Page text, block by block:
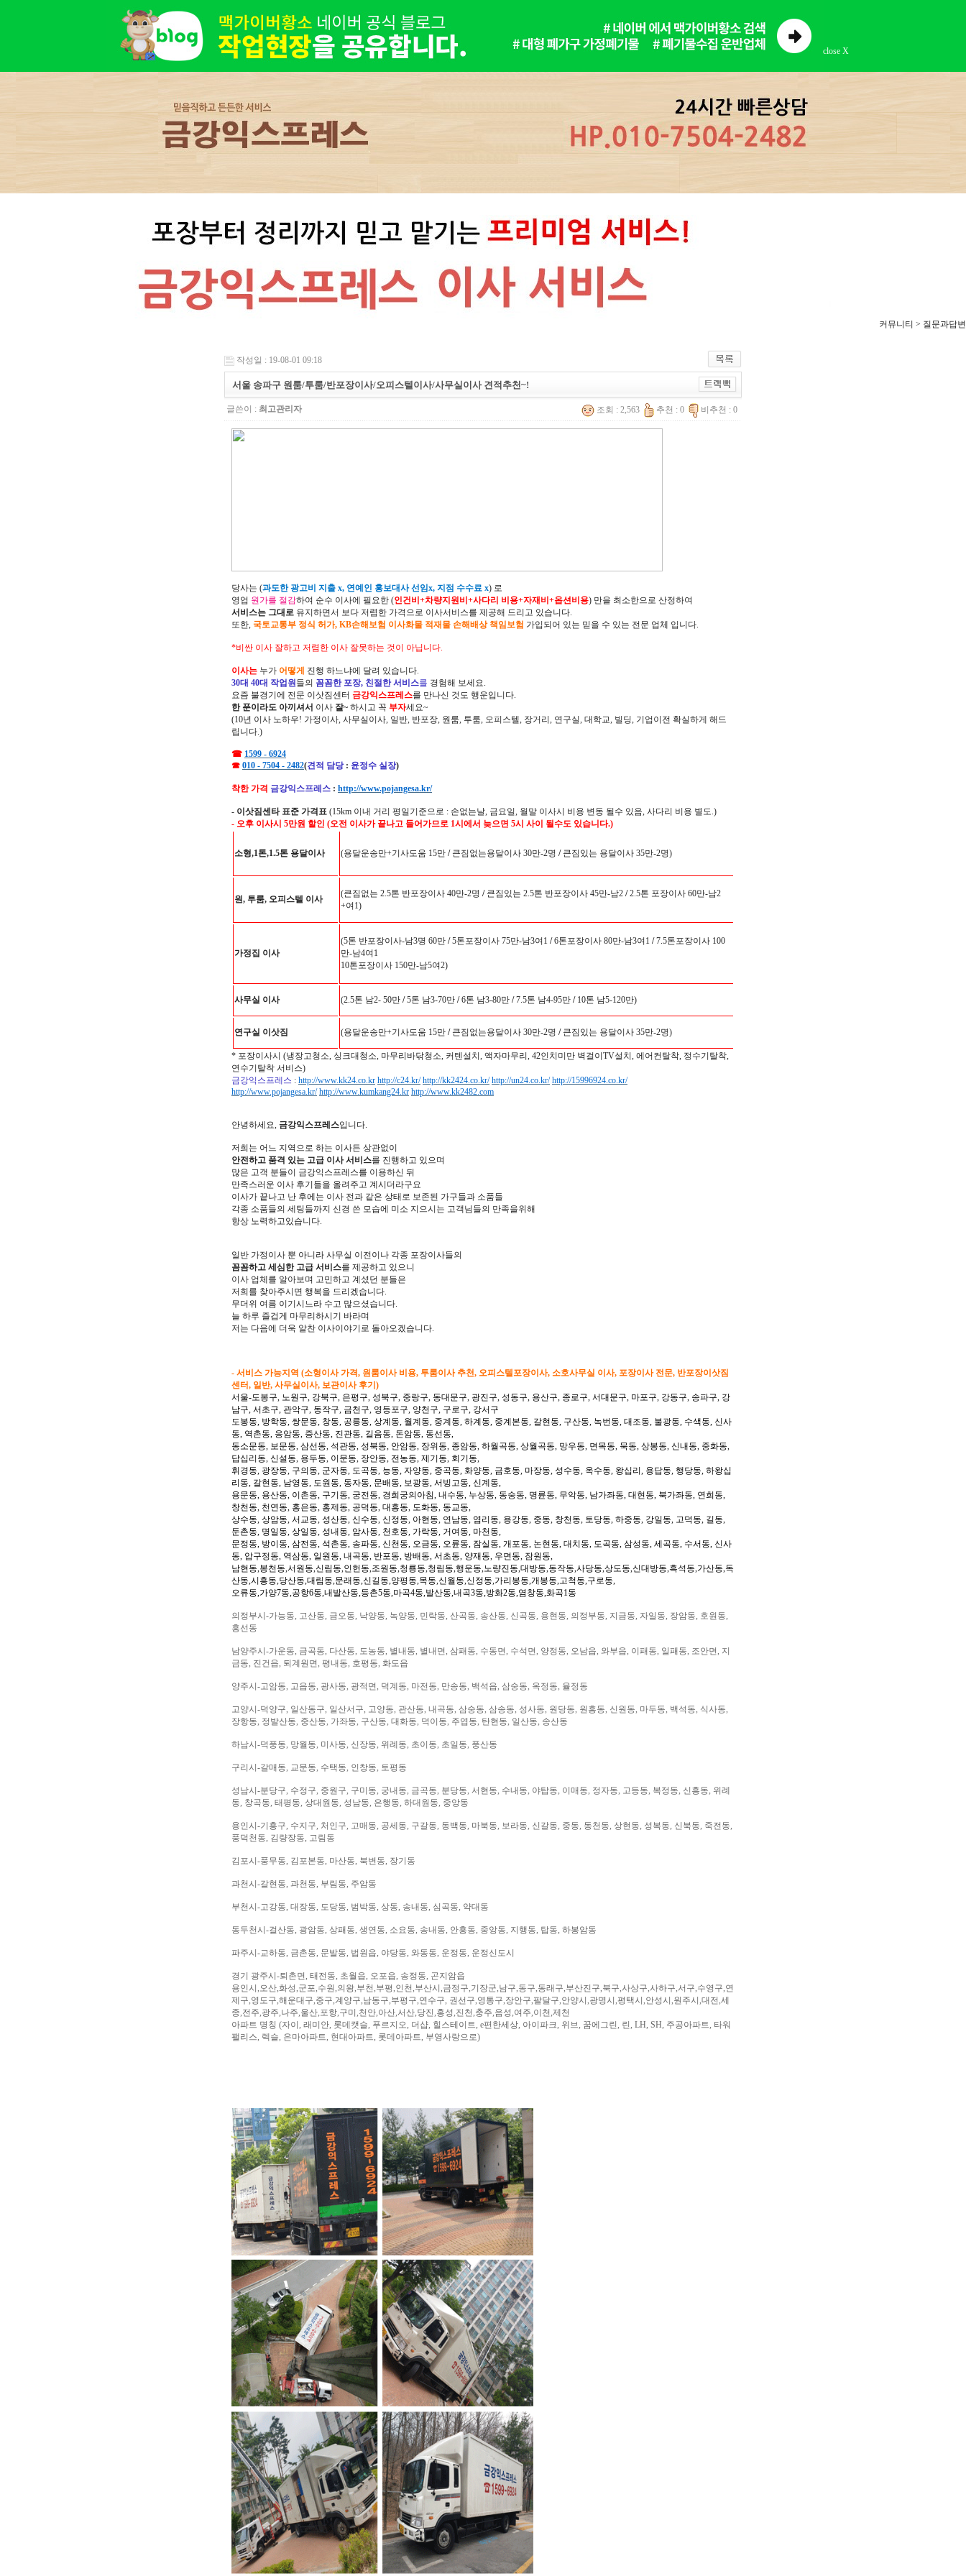
close X
커뮤니티 > 질문과답변
작성일 : 19-08-01 09:18
서울 송파구 원룸/투룸/반포장이사/오피스텔이사/사무실이사 견적추천~!
글쓴이 : 최고관리자 조회 : 2,563 추천 : 0 비추천 : 0
당사는 (과도한 광고비 지출 x, 연예인 홍보대사 선임x, 지점 수수료 x) 로
영업 원가를 절감하여 순수 이사에 필요한 (인건비+차량지원비+사다리 비용+자재비+옵션비용) 만을 최소한으로 산정하여
서비스는 그대로 유지하면서 보다 저렴한 가격으로 이사서비스를 제공해 드리고 있습니다.
또한, 국토교통부 정식 허가, KB손해보험 이사화물 적재물 손해배상 책임보험 가입되어 있는 믿을 수 있는 전문 업체 입니다.
*비싼 이사 잘하고 저렴한 이사 잘못하는 것이 아닙니다.
이사는 누가 어떻게 진행 하느냐에 달려 있습니다.
30대 40대 작업원들의 꼼꼼한 포장, 친절한 서비스를 경험해 보세요.
요즘 불경기에 전문 이삿짐센터 금강익스프레스를 만나신 것도 행운입니다.
한 푼이라도 아끼셔서 이사 잘~ 하시고 꼭 부자세요~
(10년 이사 노하우! 가정이사, 사무실이사, 일반, 반포장, 원룸, 투룸, 오피스텔, 장거리, 연구실, 대학교, 빌딩, 기업이전 확실하게 해드
립니다.)
☎ 1599 - 6924
☎ 010 - 7504 - 2482(견적 담당 : 윤정수 실장)
착한 가격 금강익스프레스 : http://www.pojangesa.kr/
- 이삿짐센타 표준 가격표 (15km 이내 거리 평일기준으로 : 손없는날, 금요일, 월말 이사시 비용 변동 될수 있음, 사다리 비용 별도.)
- 오후 이사시 5만원 할인 (오전 이사가 끝나고 들어가므로 1시에서 늦으면 5시 사이 될수도 있습니다.)
소형,1톤,1.5톤 용달이사 (용달운송만+기사도움 15만 /큰짐없는용달이사 30만-2명 /큰짐있는 용달이사 35만-2명)
원, 투룸, 오피스텔 이사
(큰짐없는 2.5톤 반포장이사 40만-2명 /큰짐있는 2.5톤 반포장이사 45만-남2 /2.5톤 포장이사 60만-남2
+여1)
가정집 이사
(5톤 반포장이사-남3명 60만 /5톤포장이사 75만-남3여1 /6톤포장이사 80만-남3여1 /7.5톤포장이사 100
만-남4여1
10톤포장이사 150만-남5여2)
사무실 이사 (2.5톤 남2- 50만 /5톤 남3-70만 /6톤 남3-80만 /7.5톤 남4-95만 /10톤 남5-120만)
연구실 이삿짐 (용달운송만+기사도움 15만 /큰짐없는용달이사 30만-2명 /큰짐있는 용달이사 35만-2명)
* 포장이사시 (냉장고청소, 싱크대청소, 마무리바닦청소, 커텐설치, 액자마무리, 42인치미만 벽걸이TV설치, 에어컨탈착, 정수기탈착,
연수기탈착 서비스)
금강익스프레스 : http://www.kk24.co.kr http://c24.kr/ http://kk2424.co.kr/ http://un24.co.kr/ http://15996924.co.kr/
http://www.pojangesa.kr/ http://www.kumkang24.kr http://www.kk2482.com
안녕하세요, 금강익스프레스입니다.
저희는 어느 지역으로 하는 이사든 상관없이
안전하고 품격 있는 고급 이사 서비스를 진행하고 있으며
많은 고객 분들이 금강익스프레스를 이용하신 뒤
만족스러운 이사 후기들을 올려주고 계시더라구요
이사가 끝나고 난 후에는 이사 전과 같은 상태로 보존된 가구들과 소품들
각종 소품들의 세팅들까지 신경 쓴 모습에 미소 지으시는 고객님들의 만족을위해
항상 노력하고있습니다.
일반 가정이사 뿐 아니라 사무실 이전이나 각종 포장이사들의
꼼꼼하고 세심한 고급 서비스를 제공하고 있으니
이사 업체를 알아보며 고민하고 계셨던 분들은
저희를 찾아주시면 행복을 드리겠습니다.
무더위 여름 이기시느라 수고 많으셨습니다.
늘 하루 즐겁게 마무리하시기 바라며
저는 다음에 더욱 알찬 이사이야기로 돌아오겠습니다.
- 서비스 가능지역 (소형이사 가격, 원룸이사 비용, 투룸이사 추천, 오피스텔포장이사, 소호사무실 이사, 포장이사 전문, 반포장이삿짐
센터, 일반, 사무실이사, 보관이사 후기)
서울-도봉구, 노원구, 강북구, 은평구, 성북구, 중랑구, 동대문구, 광진구, 성동구, 용산구, 종로구, 서대문구, 마포구, 강동구, 송파구, 강
남구, 서초구, 관악구, 동작구, 금천구, 영등포구, 양천구, 구로구, 강서구
도봉동, 방학동, 쌍문동, 창동, 공릉동, 상계동, 월계동, 중계동, 하계동, 중계본동, 갈현동, 구산동, 녹번동, 대조동, 불광동, 수색동, 신사
동, 역촌동, 응암동, 증산동, 진관동, 길음동, 돈암동, 동선동,
동소문동, 보문동, 삼선동, 석관동, 성북동, 안암동, 장위동, 종암동, 하월곡동, 상월곡동, 망우동, 면목동, 묵동, 상봉동, 신내동, 중화동,
답십리동, 신설동, 용두동, 이문동, 장안동, 전농동, 제기동, 회기동,
휘경동, 광장동, 구의동, 군자동, 도곡동, 능동, 자양동, 중곡동, 화양동, 금호동, 마장동, 성수동, 옥수동, 왕십리, 용답동, 행당동, 하왕십
리동, 갈현동, 남영동, 도원동, 동자동, 문배동, 보광동, 서빙고동, 신계동,
용문동, 용산동, 이촌동, 구기동, 궁전동, 경희궁의아침, 내수동, 누상동, 동숭동, 명륜동, 무악동, 남가좌동, 대현동, 북가좌동, 연희동,
창천동, 천연동, 홍은동, 홍제동, 공덕동, 대흥동, 도화동, 동교동,
상수동, 상암동, 서교동, 성산동, 신수동, 신정동, 아현동, 연남동, 염리동, 용강동, 중동, 창천동, 토당동, 하중동, 강일동, 고덕동, 길동,
둔촌동, 명일동, 상일동, 성내동, 암사동, 천호동, 가락동, 거여동, 마천동,
문정동, 방이동, 삼전동, 석촌동, 송파동, 신천동, 오금동, 오륜동, 잠실동, 개포동, 논현동, 대치동, 도곡동, 삼성동, 세곡동, 수서동, 신사
동, 압구정동, 역삼동, 일원동, 내곡동, 반포동, 방배동, 서초동, 양재동, 우면동, 잠원동,
남현동,봉천동,서원동,신림동,인헌동,조원동,청룡동,청림동,행운동,노량진동,대방동,동작동,사당동,상도동,신대방동,흑석동,가산동,독
산동,시흥동,당산동,대림동,문래동,신길동,양평동,목동,신월동,신정동,가리봉동,개봉동,고척동,구로동,
오류동,가양7동,공항6동,내발산동,등촌5동,마곡4동,발산동,내곡3동,방화2동,염창동,화곡1동
의정부시-가능동, 고산동, 금오동, 낙양동, 녹양동, 민락동, 산곡동, 송산동, 신곡동, 용현동, 의정부동, 지금동, 자일동, 장암동, 호원동,
흥선동
남양주시-가운동, 금곡동, 다산동, 도농동, 별내동, 별내면, 삼패동, 수동면, 수석면, 양정동, 오남읍, 와부읍, 이패동, 일패동, 조안면, 지
금동, 진건읍, 퇴계원면, 평내동, 호평동, 화도읍
양주시-고암동, 고읍동, 광사동, 광적면, 덕계동, 마전동, 만송동, 백석읍, 삼숭동, 옥정동, 율정동
고양시-덕양구, 일산동구, 일산서구, 고양동, 관산동, 내곡동, 삼숭동, 삼송동, 성사동, 원당동, 원흥동, 신원동, 마두동, 백석동, 식사동,
장항동, 정발산동, 중산동, 가좌동, 구산동, 대화동, 덕이동, 주엽동, 탄현동, 일산동, 송산동
하남시-덕풍동, 망월동, 미사동, 신장동, 위례동, 초이동, 초일동, 풍산동
구리시-갈매동, 교문동, 수택동, 인창동, 토평동
성남시-분당구, 수정구, 중원구, 구미동, 궁내동, 금곡동, 분당동, 서현동, 수내동, 야탑동, 이매동, 정자동, 고등동, 복정동, 신흥동, 위례
동, 창곡동, 태평동, 상대원동, 성남동, 은행동, 하대원동, 중앙동
용인시-기흥구, 수지구, 처인구, 고매동, 공세동, 구갈동, 동백동, 마북동, 보라동, 신갈동, 중동, 동천동, 상현동, 성복동, 신북동, 죽전동,
풍덕천동, 김량장동, 고림동
김포시-풍무동, 김포본동, 마산동, 북변동, 장기동
과천시-갈현동, 과천동, 부림동, 주암동
부천시-고강동, 대장동, 도당동, 범박동, 상동, 송내동, 심곡동, 약대동
동두천시-걸산동, 광암동, 상패동, 생연동, 소요동, 송내동, 안흥동, 중앙동, 지행동, 탑동, 하봉암동
파주시-교하동, 금촌동, 문발동, 법원읍, 야당동, 와동동, 운정동, 운정신도시
경기 광주시-퇴촌면, 태전동, 초월읍, 오포읍, 송정동, 곤지암읍
용인시,오산,화성,군포,수원,의왕,부천,부평,인천,부산시,금정구,기장군,남구,동구,동래구,부산진구,북구,사상구,사하구,서구,수영구,연
제구,영도구,해운대구,중구,계양구,남동구,부평구,연수구, 권선구,영통구,장안구,팔달구,안양시,광명시,평택시,안성시,원주시,대전,세
종,전주,광주,나주,울산,포항,구미,천안,아산,서산,당진,홍성,진천,충주,음성,여주,이천,제천
아파트 명칭 (자이, 래미안, 롯데캣슬, 푸르지오, 더샵, 힐스테이트, e편한세상, 아이파크, 위브, 꿈에그린, 린, LH, SH, 주공아파트, 타워
팰리스, 렉슬, 은마아파트, 현대아파트, 롯데아파트, 부영사랑으로)